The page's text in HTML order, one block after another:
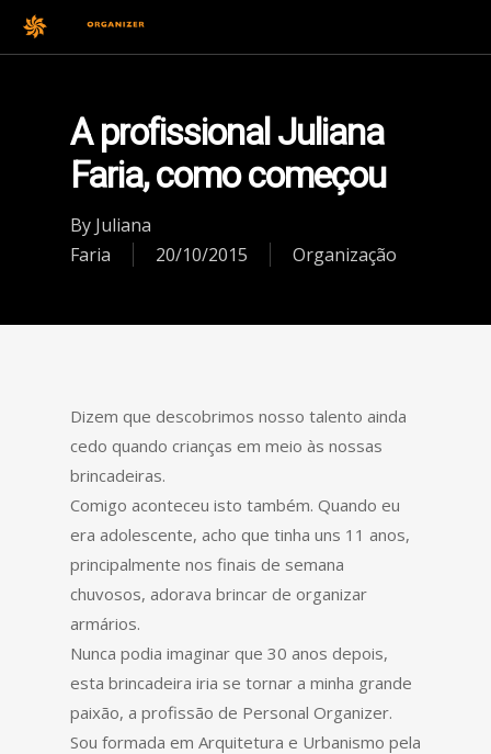
A profissional Juliana
Faria, como começou
By Juliana
Faria
20/10/2015 Organização
Dizem que descobrimos nosso talento ainda
cedo quando crianças em meio às nossas
brincadeiras.
Comigo aconteceu isto também. Quando eu
era adolescente, acho que tinha uns 11 anos,
principalmente nos finais de semana
chuvosos, adorava brincar de organizar
armários.
Nunca podia imaginar que 30 anos depois,
esta brincadeira iria se tornar a minha grande
paixão, a profissão de Personal Organizer.
Sou formada em Arquitetura e Urbanismo pela